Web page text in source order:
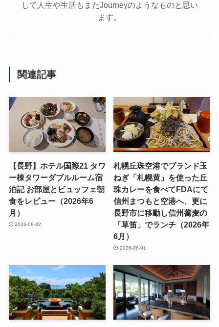
して人生や生活もまたJourneyのようなものと思い
ます。
関連記事
【長野】ホテル国際21 タワ
ー棟タワーダブルルーム宿
泊記 お部屋とビュッフェ朝
食をレビュー（2026年6
月）
2026-08-02
札幌丘珠空港でブランド玉
ねぎ「札幌黄」を使った丘
珠カレーを食べてFDAにて
信州まつもと空港へ、更に
長野市に移動し信州蕎麦の
「草笛」でランチ（2026年
6月）
2026-08-01